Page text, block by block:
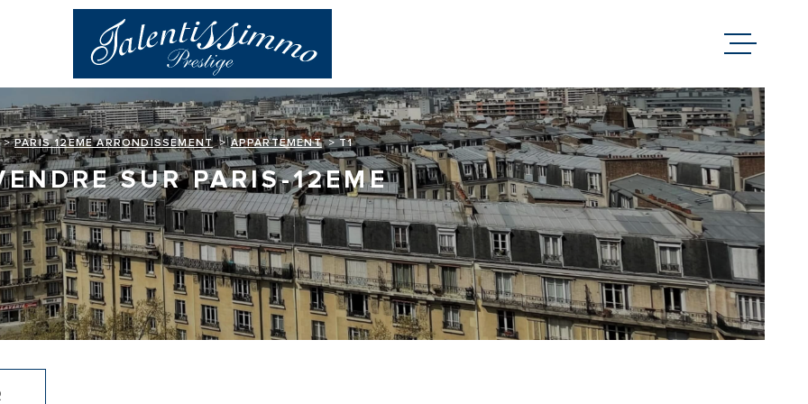
ACHETER
LOUER
BIENS
GESTION
PARIS 12EME ARRONDISSEMENT APPARTEMENT T1
SUR PARIS-12EME